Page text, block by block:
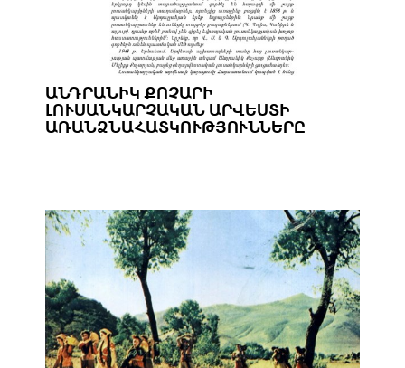
ԱՆԴՐԱՆԻԿ ՔՈՉԱՐԻ
ԼՈՒՍԱՆԿԱՐՉԱԿԱՆ ԱՐՎԵՍՏԻ
ԱՌԱՆՁՆԱՀԱՏԿՈՒԹՅՈՒՆՆԵՐԸ